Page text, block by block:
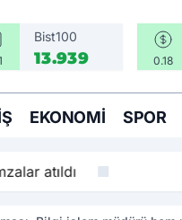
Bist100
13.939 0.18
EKONOMI SPOR
atıldı